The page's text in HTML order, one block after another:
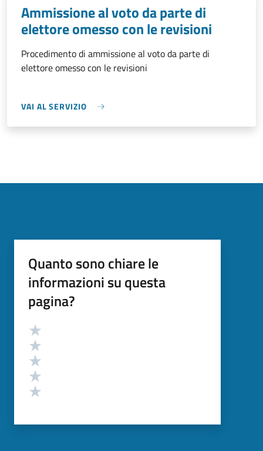
Ammissione al voto da parte di
elettore omesso con le revisioni
Procedimento di ammissione al voto da parte di
elettore omesso con le revisioni
VAI AL SERVIZIO
Quanto sono chiare le
informazioni su questa
pagina?
Valutazione